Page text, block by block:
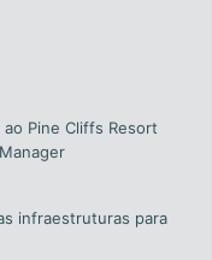
Pine Cliffs Resort
infraestruturas para